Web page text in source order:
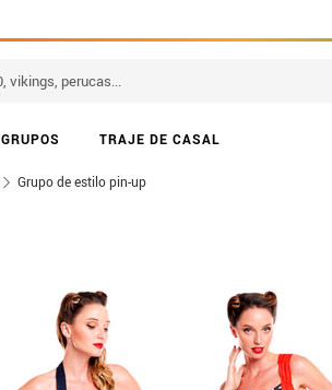
GRUPOS TRAJE DE CASAL
Grupo de estilo pin-up